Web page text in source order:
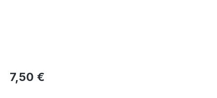
Regulärer Preis:
7,50 €